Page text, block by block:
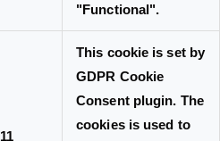
"Functional".
11
This cookie is set by
GDPR Cookie
Consent plugin. The
cookies is used to